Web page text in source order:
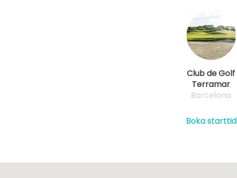
Club de Golf
Terramar
Barcelona
Boka starttid